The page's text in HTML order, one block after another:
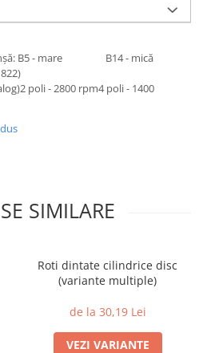
B5 - mare B14 - mică
poli - 2800 rpm4 poli - 1400
SIMILARE
Roti dintate cilindrice disc
(variante multiple)
de la 30,19 Lei
VEZI VARIANTE